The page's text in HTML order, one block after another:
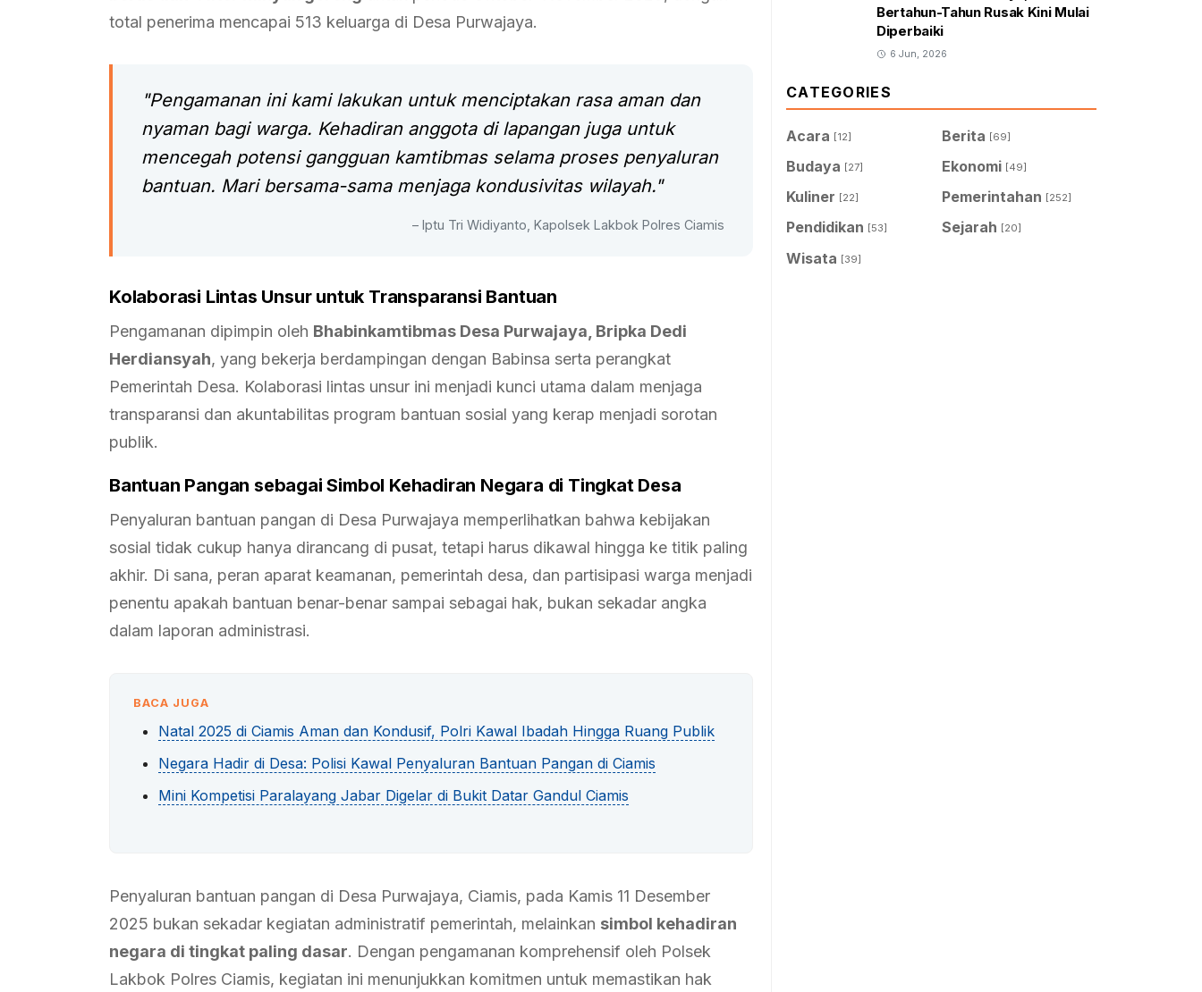
total penerima mencapai 513 keluarga di Desa Purwajaya.
"Pengamanan ini kami lakukan untuk menciptakan rasa aman dan
nyaman bagi warga. Kehadiran anggota di lapangan juga untuk
mencegah potensi gangguan kamtibmas selama proses penyaluran
bantuan. Mari bersama-sama menjaga kondusivitas wilayah."
– Iptu Tri Widiyanto, Kapolsek Lakbok Polres Ciamis
Kolaborasi Lintas Unsur untuk Transparansi Bantuan
Pengamanan dipimpin oleh Bhabinkamtibmas Desa Purwajaya, Bripka Dedi
Herdiansyah, yang bekerja berdampingan dengan Babinsa serta perangkat
Pemerintah Desa. Kolaborasi lintas unsur ini menjadi kunci utama dalam menjaga
transparansi dan akuntabilitas program bantuan sosial yang kerap menjadi sorotan
publik.
Bantuan Pangan sebagai Simbol Kehadiran Negara di Tingkat Desa
Penyaluran bantuan pangan di Desa Purwajaya memperlihatkan bahwa kebijakan
sosial tidak cukup hanya dirancang di pusat, tetapi harus dikawal hingga ke titik paling
akhir. Di sana, peran aparat keamanan, pemerintah desa, dan partisipasi warga menjadi
penentu apakah bantuan benar-benar sampai sebagai hak, bukan sekadar angka
dalam laporan administrasi.
BACA JUGA
Natal 2025 di Ciamis Aman dan Kondusif, Polri Kawal Ibadah Hingga Ruang Publik
Negara Hadir di Desa: Polisi Kawal Penyaluran Bantuan Pangan di Ciamis
Mini Kompetisi Paralayang Jabar Digelar di Bukit Datar Gandul Ciamis
Penyaluran bantuan pangan di Desa Purwajaya, Ciamis, pada Kamis 11 Desember
2025 bukan sekadar kegiatan administratif pemerintah, melainkan simbol kehadiran
negara di tingkat paling dasar. Dengan pengamanan komprehensif oleh Polsek
Lakbok Polres Ciamis, kegiatan ini menunjukkan komitmen untuk memastikan hak
Bertahun-Tahun Rusak Kini Mulai
Diperbaiki
6 Jun, 2026
CATEGORIES
Acara [12] Berita [69]
Budaya [27] Ekonomi [49]
Kuliner [22] Pemerintahan [252]
Pendidikan [53] Sejarah [20]
Wisata [39]